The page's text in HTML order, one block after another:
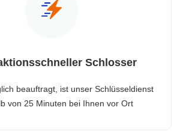
Schlosser
beauftragt, ist unser Schlüsseldienst
von 25 Minuten bei Ihnen vor Ort